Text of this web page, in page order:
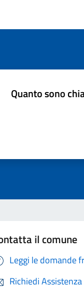
Quanto sono
il comune
Leggi le domande
Richiedi Assistenza